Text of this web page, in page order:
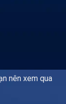
nên xem qua